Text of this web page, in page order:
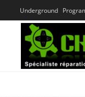
Underground